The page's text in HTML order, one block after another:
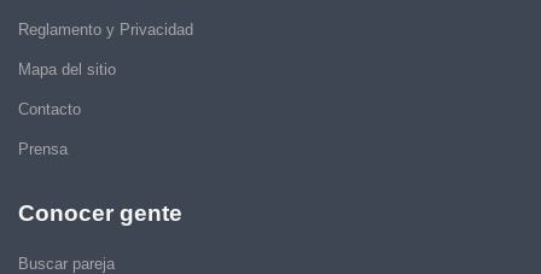
Reglamento y Privacidad
Mapa del sitio
Contacto
Prensa
Conocer gente
Buscar pareja